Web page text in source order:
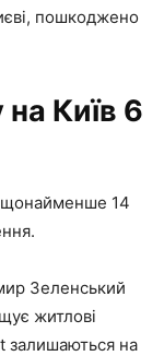
пошкоджено
Київ 6
щонайменше 14
Зеленський
житлові
залишаються на